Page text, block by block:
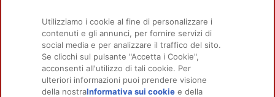
Utilizziamo i cookie al fine di personalizzare i
contenuti e gli annunci, per fornire servizi di
social media e per analizzare il traffico del sito.
Se clicchi sul pulsante "Accetta i Cookie",
acconsenti all'utilizzo di tali cookie. Per
ulteriori informazioni puoi prendere visione
della nostraInformativa sui cookie (opens in a
e della